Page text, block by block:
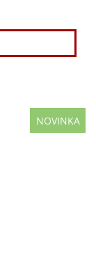
NOVINKA
Manceaux
z vinic